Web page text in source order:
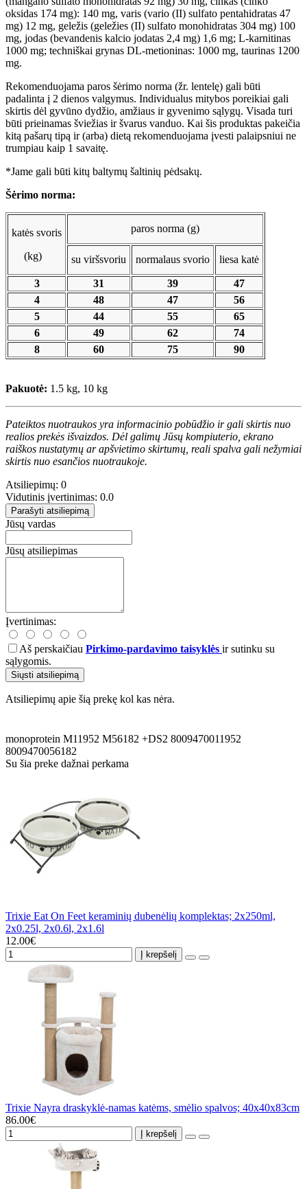
oksidas 174 mg): 140 mg, varis (vario (II) sulfato pentahidratas 47
mg) 12 mg, geležis (geležies (II) sulfato monohidratas 304 mg) 100
mg, jodas (bevandenis kalcio jodatas 2,4 mg) 1,6 mg; L-karnitinas
1000 mg; techniškai grynas DL-metioninas: 1000 mg, taurinas 1200
mg.
Rekomenduojama paros šėrimo norma (žr. lentelę) gali būti
padalinta į 2 dienos valgymus. Individualus mitybos poreikiai gali
skirtis dėl gyvūno dydžio, amžiaus ir gyvenimo sąlygų. Visada turi
būti prieinamas šviežias ir švarus vanduo. Kai šis produktas pakeičia
kitą pašarų tipą ir (arba) dietą rekomenduojama įvesti palaipsniui ne
trumpiau kaip 1 savaitę.
*Jame gali būti kitų baltymų šaltinių pėdsakų.
Šėrimo norma:
katės svoris
(kg)
paros norma (g)
su viršsvoriu normalaus svorio liesa katė
3 31 39
47
4
48 47
56
5
44 55
65
6
49 62
74
8
60 75 90
Pakuotė: 1.5 kg, 10 kg
Pateiktos nuotraukos yra informacinio pobūdžio ir gali skirtis nuo
realios prekės išvaizdos. Dėl galimų Jūsų kompiuterio, ekrano
raiškos nustatymų ar apšvietimo skirtumų, reali spalva gali nežymiai
skirtis nuo esančios nuotraukoje.
Atsiliepimų: 0
Vidutinis įvertinimas: 0.0
Parašyti atsiliepimą
Jūsų vardas
Jūsų atsiliepimas
Įvertinimas:
Aš perskaičiau Pirkimo-pardavimo taisyklės ir sutinku su
sąlygomis.
Siųsti atsiliepimą
Atsiliepimų apie šią prekę kol kas nėra.
monoprotein M11952 M56182 +DS2 8009470011952
8009470056182
Su šia preke dažnai perkama
Trixie Eat On Feet keraminių dubenėlių komplektas; 2x250ml,
2x0.25l, 2x0.6l, 2x1.6l
12.00€
Į krepšelį
Trixie Nayra draskyklė-namas katėms, smėlio spalvos; 40x40x83cm
86.00€
Į krepšelį